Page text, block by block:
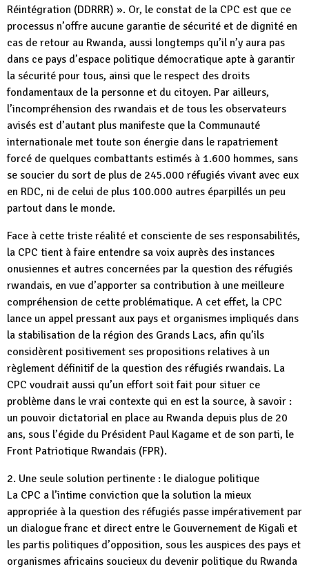
Réintégration (DDRRR) ». Or, le constat de la CPC est que ce
processus n’offre aucune garantie de sécurité et de dignité en
cas de retour au Rwanda, aussi longtemps qu’il n’y aura pas
dans ce pays d’espace politique démocratique apte à garantir
la sécurité pour tous, ainsi que le respect des droits
fondamentaux de la personne et du citoyen. Par ailleurs,
l’incompréhension des rwandais et de tous les observateurs
avisés est d’autant plus manifeste que la Communauté
internationale met toute son énergie dans le rapatriement
forcé de quelques combattants estimés à 1.600 hommes, sans
se soucier du sort de plus de 245.000 réfugiés vivant avec eux
en RDC, ni de celui de plus 100.000 autres éparpillés un peu
partout dans le monde.
Face à cette triste réalité et consciente de ses responsabilités,
la CPC tient à faire entendre sa voix auprès des instances
onusiennes et autres concernées par la question des réfugiés
rwandais, en vue d’apporter sa contribution à une meilleure
compréhension de cette problématique. A cet effet, la CPC
lance un appel pressant aux pays et organismes impliqués dans
la stabilisation de la région des Grands Lacs, afin qu’ils
considèrent positivement ses propositions relatives à un
règlement définitif de la question des réfugiés rwandais. La
CPC voudrait aussi qu’un effort soit fait pour situer ce
problème dans le vrai contexte qui en est la source, à savoir :
un pouvoir dictatorial en place au Rwanda depuis plus de 20
ans, sous l’égide du Président Paul Kagame et de son parti, le
Front Patriotique Rwandais (FPR).
2. Une seule solution pertinente : le dialogue politique
La CPC a l’intime conviction que la solution la mieux
appropriée à la question des réfugiés passe impérativement par
un dialogue franc et direct entre le Gouvernement de Kigali et
les partis politiques d’opposition, sous les auspices des pays et
organismes africains soucieux du devenir politique du Rwanda